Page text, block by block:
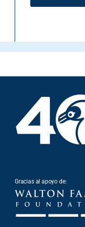
Gracias al apoyo de: